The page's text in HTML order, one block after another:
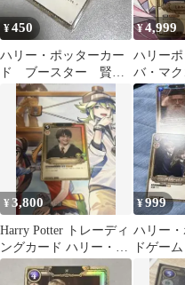
¥450
ハリー・ポッターカー
ド ブースター 賢者
の石 ハリー・ポッター
¥4,999
ハリー
バ・マク
枚セッ
¥3,800
Harry Potter トレーディ
ングカード ハリー・ポ
ッター SRパラレル
¥999
ハリー
ドゲー